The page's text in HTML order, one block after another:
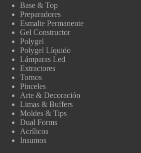
Base & Top
Preparadores
Esmalte Permanente
Gel Constructor
Polygel
Polygel Líquido
Lámparas Led
Extractores
Tornos
Pinceles
Arte & Decoración
Limas & Buffers
Moldes & Tips
Dual Forms
Acrílicos
Insumos